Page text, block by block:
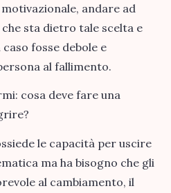
andare ad
sta dietro tale scelta e
fosse debole e
al fallimento.
cosa deve fare una
le capacità per uscire
ma ha bisogno che gli
al cambiamento, il